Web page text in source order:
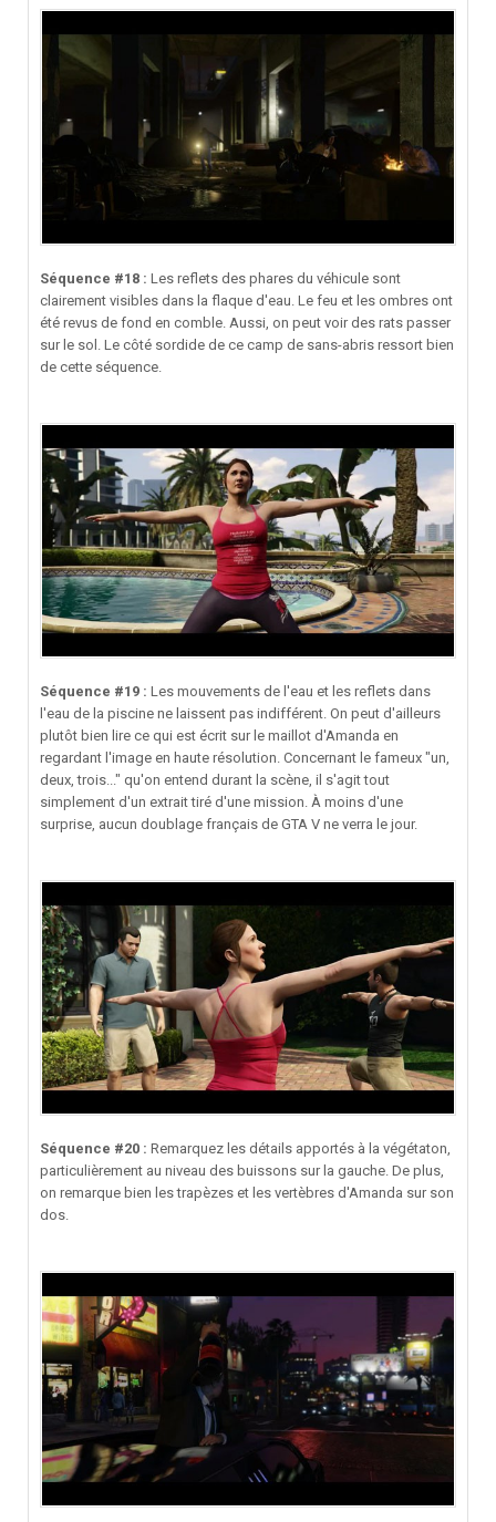
Séquence #18 : Les reflets des phares du véhicule sont
clairement visibles dans la flaque d'eau. Le feu et les ombres ont
été revus de fond en comble. Aussi, on peut voir des rats passer
sur le sol. Le côté sordide de ce camp de sans-abris ressort bien
de cette séquence.
Séquence #19 : Les mouvements de l'eau et les reflets dans
l'eau de la piscine ne laissent pas indifférent. On peut d'ailleurs
plutôt bien lire ce qui est écrit sur le maillot d'Amanda en
regardant l'image en haute résolution. Concernant le fameux "un,
deux, trois..." qu'on entend durant la scène, il s'agit tout
simplement d'un extrait tiré d'une mission. À moins d'une
surprise, aucun doublage français de GTA V ne verra le jour.
Séquence #20 : Remarquez les détails apportés à la végétaton,
particulièrement au niveau des buissons sur la gauche. De plus,
on remarque bien les trapèzes et les vertèbres d'Amanda sur son
dos.